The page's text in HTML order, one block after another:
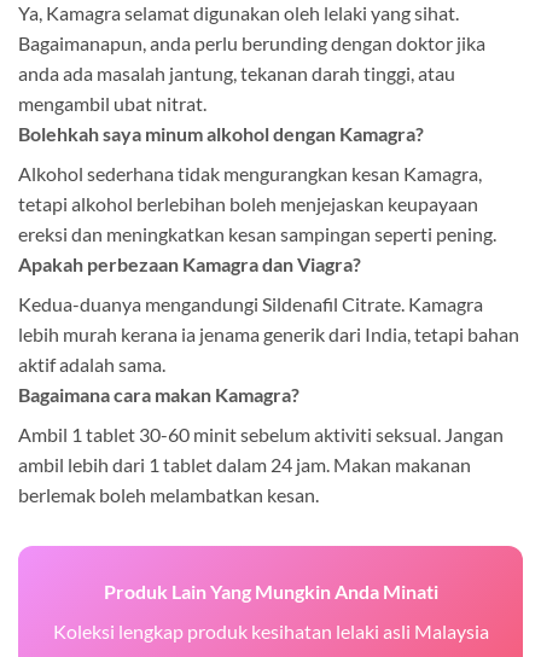
Ya, Kamagra selamat digunakan oleh lelaki yang sihat.
Bagaimanapun, anda perlu berunding dengan doktor jika
anda ada masalah jantung, tekanan darah tinggi, atau
mengambil ubat nitrat.
Bolehkah saya minum alkohol dengan Kamagra?
Alkohol sederhana tidak mengurangkan kesan Kamagra,
tetapi alkohol berlebihan boleh menjejaskan keupayaan
ereksi dan meningkatkan kesan sampingan seperti pening.
Apakah perbezaan Kamagra dan Viagra?
Kedua-duanya mengandungi Sildenafil Citrate. Kamagra
lebih murah kerana ia jenama generik dari India, tetapi bahan
aktif adalah sama.
Bagaimana cara makan Kamagra?
Ambil 1 tablet 30-60 minit sebelum aktiviti seksual. Jangan
ambil lebih dari 1 tablet dalam 24 jam. Makan makanan
berlemak boleh melambatkan kesan.
Produk Lain Yang Mungkin Anda Minati
Koleksi lengkap produk kesihatan lelaki asli Malaysia